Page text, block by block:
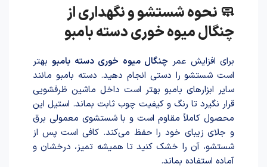
🧼 نحوه شستشو و نگهداری از
چنگال میوه خوری دسته بامبو
برای افزایش عمر چنگال میوه خوری دسته بامبوبهتر
است شستشو را دستی انجام دهید. دسته بامبو مانند
سایر ابزارهای بامبو بهتر است داخل ماشین ظرفشویی
قرار نگیرد تا رنگ و کیفیت چوب ثابت بماند. استیل این
محصول کاملاً مقاوم است و با شستشوی معمولی برق
و جلای زیبای خود را حفظ می‌کند. کافی است پس از
شستشو، آن را خشک کنید تا همیشه تمیز، درخشان و
آماده استفاده بماند.